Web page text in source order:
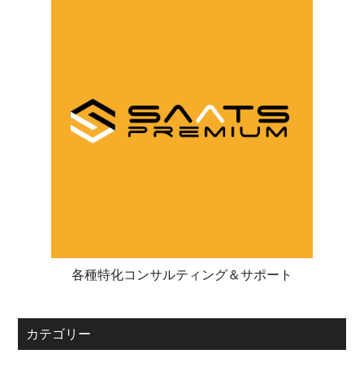
各種特化コンサルティング＆サポート
カテゴリー